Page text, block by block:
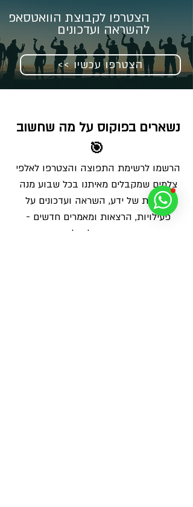
הצטרפו לקבוצת הוואטסאפ
להשראה ועדכונים
<< הצטרפו עכשיו
🎯
ישירות למייל